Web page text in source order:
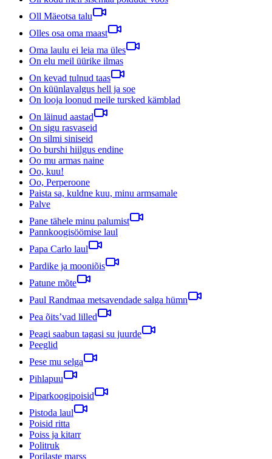
Oll Mäeotsa talu
Olles osa oma maast
Oma laulu ei leia ma üles
On elu meil üürike ilmas
On kevad tulnud taas
On küünlavalgus hell ja soe
On looja loonud meile tursked kämblad
On läinud aastad
On sigu rasvaseid
On silmi siniseid
Oo burshi hiilgus endine
Oo mu armas naine
Oo, kuu!
Oo, Perperoone
Paista sa, kuldne kuu, minu armsamale
Palve
Pane tähele minu palumist
Pannkoogisöömise laul
Papa Carlo laul
Pardike ja mooniõis
Patune mõte
Paul Randmaa metsavendade salga hümn
Pea õits’vad lilled
Peagi saabun tagasi su juurde
Peeglid
Pese mu selga
Pihlapuu
Piparkoogipoisid
Pistoda laul
Poisid ritta
Poiss ja kitarr
Politruk
Porilaste marss